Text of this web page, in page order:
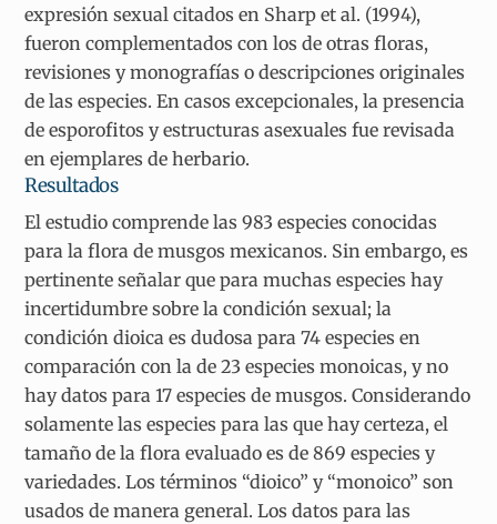
expresión sexual citados en Sharp et al. (1994),
fueron complementados con los de otras floras,
revisiones y monografías o descripciones originales
de las especies. En casos excepcionales, la presencia
de esporofitos y estructuras asexuales fue revisada
en ejemplares de herbario.
Resultados
El estudio comprende las 983 especies conocidas
para la flora de musgos mexicanos. Sin embargo, es
pertinente señalar que para muchas especies hay
incertidumbre sobre la condición sexual; la
condición dioica es dudosa para 74 especies en
comparación con la de 23 especies monoicas, y no
hay datos para 17 especies de musgos. Considerando
solamente las especies para las que hay certeza, el
tamaño de la flora evaluado es de 869 especies y
variedades. Los términos “dioico” y “monoico” son
usados de manera general. Los datos para las